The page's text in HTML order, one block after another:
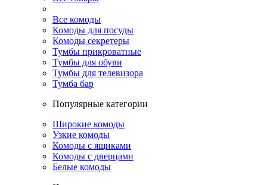
Все комоды
Комоды для посуды
Комоды секретеры
Тумбы прикроватные
Тумбы для обуви
Тумбы для телевизора
Тумба бар
Популярные категории
Широкие комоды
Узкие комоды
Комоды с ящиками
Комоды с дверцами
Белые комоды